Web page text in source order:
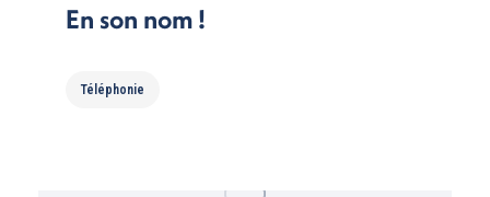
En son nom !
Téléphonie